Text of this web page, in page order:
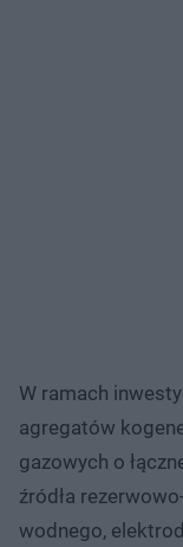
W ramach
agregatów
gazowych o
źródła
wodnego,